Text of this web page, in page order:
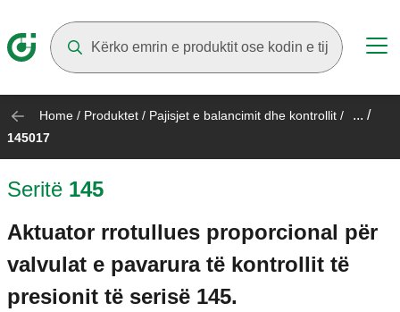
Home / Produktet / Pajisjet e balancimit dhe kontrollit / ... /
145017
Seritë 145
Aktuator rrotullues proporcional për
valvulat e pavarura të kontrollit të
presionit të serisë 145.